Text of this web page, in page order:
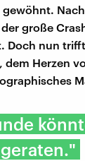
große
Doch nun
dem Herzen